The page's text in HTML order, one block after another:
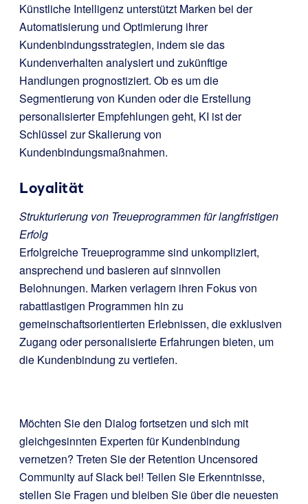
Künstliche Intelligenz unterstützt Marken bei der
Automatisierung und Optimierung ihrer
Kundenbindungsstrategien, indem sie das
Kundenverhalten analysiert und zukünftige
Handlungen prognostiziert. Ob es um die
Segmentierung von Kunden oder die Erstellung
personalisierter Empfehlungen geht, KI ist der
Schlüssel zur Skalierung von
Kundenbindungsmaßnahmen.
Loyalität
Strukturierung von Treueprogrammen für langfristigen
Erfolg
Erfolgreiche Treueprogramme sind unkompliziert,
ansprechend und basieren auf sinnvollen
Belohnungen. Marken verlagern ihren Fokus von
rabattlastigen Programmen hin zu
gemeinschaftsorientierten Erlebnissen, die exklusiven
Zugang oder personalisierte Erfahrungen bieten, um
die Kundenbindung zu vertiefen.
Möchten Sie den Dialog fortsetzen und sich mit
gleichgesinnten Experten für Kundenbindung
vernetzen? Treten Sie der Retention Uncensored
Community auf Slack bei! Teilen Sie Erkenntnisse,
stellen Sie Fragen und bleiben Sie über die neuesten